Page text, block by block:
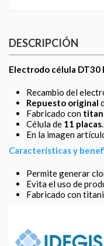
DESCRIPCIÓN
Electrodo célula DT30
Recambio del
Repuesto original
Fabricado con
Célula de 11 placas
En la imagen
Características y
Permite generar
Evita el uso de
Fabricado con